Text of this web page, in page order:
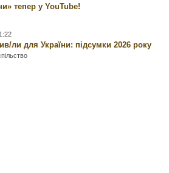
тепер у YouTube!
ли для України: підсумки 2026 року